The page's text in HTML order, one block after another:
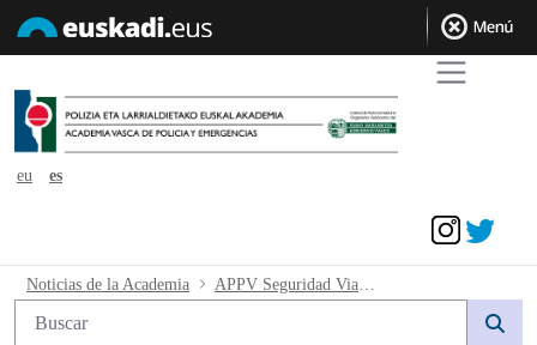
eu
es
APPV Seguridad Vial resultados
Noticias de la Academia
Búsqueda web